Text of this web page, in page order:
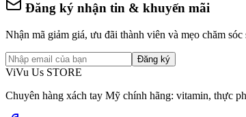
Đăng ký nhận tin & khuyến mãi
Nhận mã giảm giá, ưu đãi thành viên và mẹo chăm sóc
Đăng ký
ViVu Us STORE
Chuyên hàng xách tay Mỹ chính hãng: vitamin, thực